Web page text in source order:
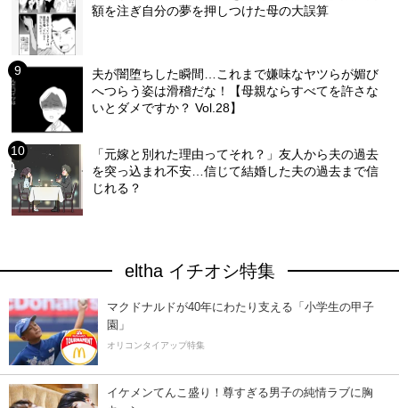
額を注ぎ自分の夢を押しつけた母の大誤算
夫が闇堕ちした瞬間…これまで嫌味なヤツらが媚び
へつらう姿は滑稽だな！【母親ならすべてを許さな
いとダメですか？ Vol.28】
「元嫁と別れた理由ってそれ？」友人から夫の過去
を突っ込まれ不安…信じて結婚した夫の過去まで信
じれる？
eltha イチオシ特集
マクドナルドが40年にわたり支える「小学生の甲子
園」
オリコンタイアップ特集
イケメンてんこ盛り！尊すぎる男子の純情ラブに胸